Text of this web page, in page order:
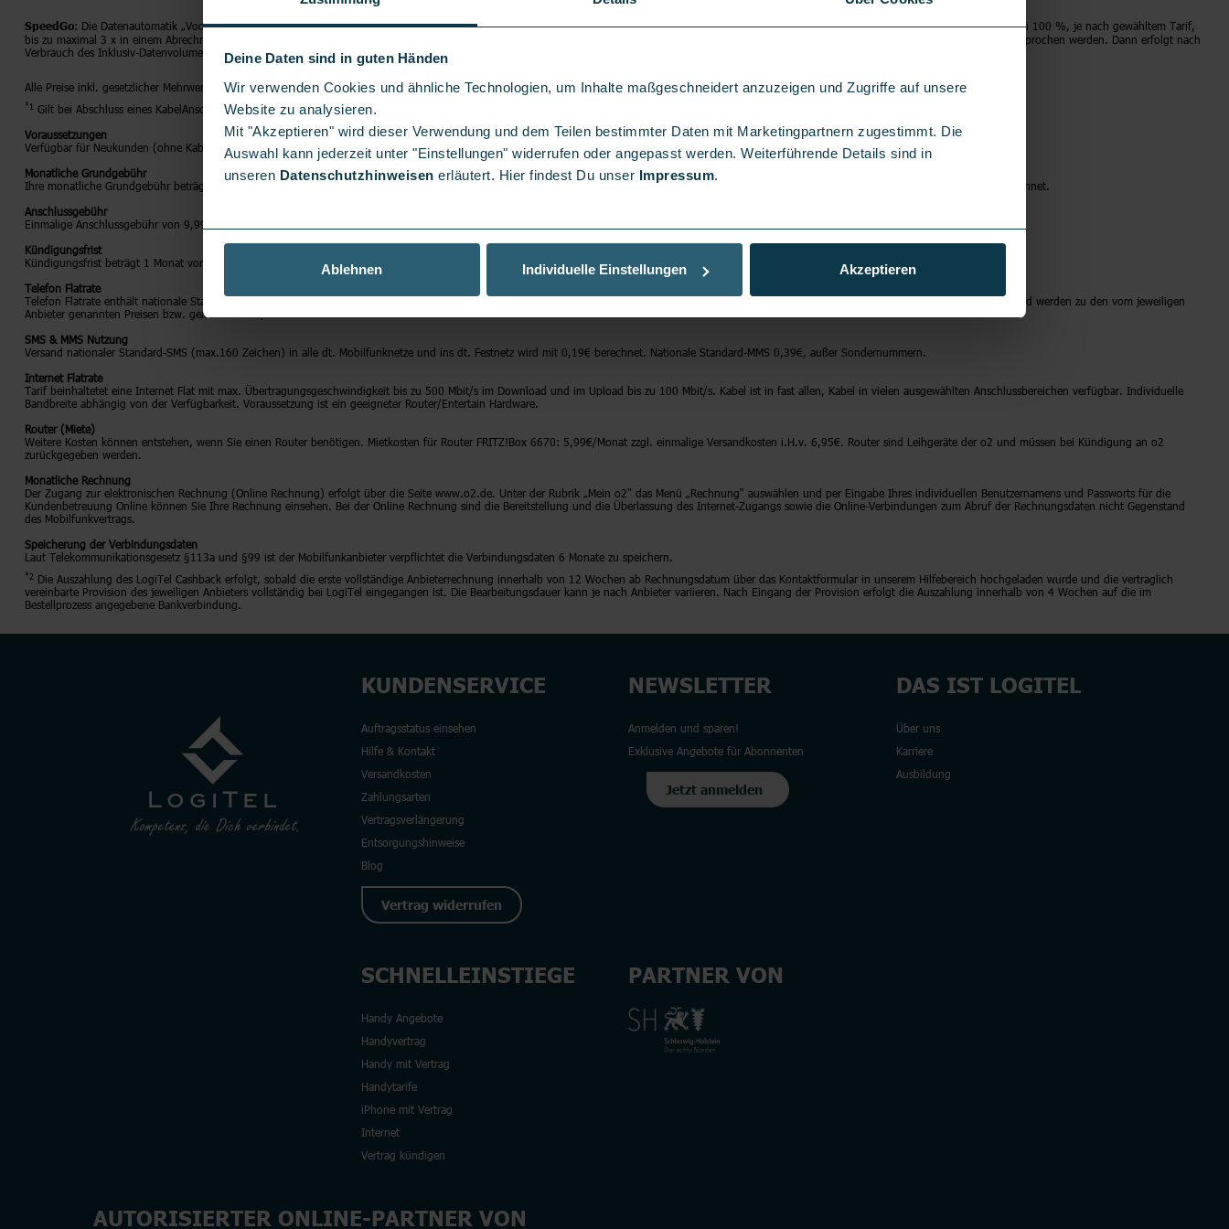
Deine Daten sind in guten Händen
Wir verwenden Cookies und ähnliche Technologien, um Inhalte maßgeschneidert anzuzeigen und Zugriffe auf unsere
Website zu analysieren.
Mit "Akzeptieren" wird dieser Verwendung und dem Teilen bestimmter Daten mit Marketingpartnern zugestimmt. Die
Auswahl kann jederzeit unter "Einstellungen" widerrufen oder angepasst werden. Weiterführende Details sind in
unseren Datenschutzhinweisen erläutert. Hier findest Du unser Impressum.
Ablehnen Individuelle Einstellungen Akzeptieren
SpeedGo: Die Datenautomatik „Vodafone SpeedGo“ ist fest voreingestellt. Für das beste Surferlebnis informiert Vodafone per SMS bei Verbrauch von 90 % des Inklusiv-Datenvolumens, dass Vodafone bei 100 %, je nach gewähltem Tarif,
bis zu maximal 3 x in einem Abrechnungszeitraum weitere 100 MB für jeweils 2 € bzw. 250 MB für jeweils 3 € freischaltet. Der kostenpflichtigen Zubuchung von Datenpaketen kann immer per SMS widersprochen werden. Dann erfolgt nach
Verbrauch des Inklusiv-Datenvolumens eine Bandbreitenbeschränkung auf 32 KBit/s.
Alle Preise inkl. gesetzlicher Mehrwertsteuer zzgl. Versandkosten.
*1 Gilt bei Abschluss eines KabelAnschlusses im Tarif o2 Home XL nur mit Online Rechnung im Festnetz von o2.
Voraussetzungen
Verfügbar für Neukunden (ohne Kabel-Anschluss von o2 in den letzten 12 Monaten).
Monatliche Grundgebühr
Ihre monatliche Grundgebühr beträgt 24,99€/Monat, ab dem 13.Monat 44,99€/Monat. Mindestlaufzeit beträgt 24 Monate. Nach Ablauf der Mindestlaufzeit werden ab dem 25. Monat 54,99€/Monat berechnet.
Anschlussgebühr
Einmalige Anschlussgebühr von 9,99€ wird von o2 in Rechnung gestellt.
Kündigungsfrist
Kündigungsfrist beträgt 1 Monat vor Ablauf der Mindestvertragslaufzeit. Bei nicht fristgerechter Kündigung verlängert sich der Vertrag um einen weiteren Monat.
Telefon Flatrate
Telefon Flatrate enthält nationale Standardgespräche in alle dt. Mobilfunknetze und ins dt. Festnetz. Sondernummern, Konferenz-Verbindungen, Rufumleitung und Premium-Dienste sind ausgenommen und werden zu den vom jeweiligen
Anbieter genannten Preisen bzw. gemäß Sonderpreisliste des Anbieters berechnet.
SMS & MMS Nutzung
Versand nationaler Standard-SMS (max.160 Zeichen) in alle dt. Mobilfunknetze und ins dt. Festnetz wird mit 0,19€ berechnet. Nationale Standard-MMS 0,39€, außer Sondernummern.
Internet Flatrate
Tarif beinhaltetet eine Internet Flat mit max. Übertragungsgeschwindigkeit bis zu 500 Mbit/s im Download und im Upload bis zu 100 Mbit/s. Kabel ist in fast allen, Kabel in vielen ausgewählten Anschlussbereichen verfügbar. Individuelle
Bandbreite abhängig von der Verfügbarkeit. Voraussetzung ist ein geeigneter Router/Entertain Hardware.
Router (Miete)
Weitere Kosten können entstehen, wenn Sie einen Router benötigen. Mietkosten für Router FRITZ!Box 6670: 5,99€/Monat zzgl. einmalige Versandkosten i.H.v. 6,95€. Router sind Leihgeräte der o2 und müssen bei Kündigung an o2
zurückgegeben werden.
Monatliche Rechnung
Der Zugang zur elektronischen Rechnung (Online Rechnung) erfolgt über die Seite www.o2.de. Unter der Rubrik „Mein o2" das Menü „Rechnung“ auswählen und per Eingabe Ihres individuellen Benutzernamens und Passworts für die
Kundenbetreuung Online können Sie Ihre Rechnung einsehen. Bei der Online Rechnung sind die Bereitstellung und die Überlassung des Internet-Zugangs sowie die Online-Verbindungen zum Abruf der Rechnungsdaten nicht Gegenstand
des Mobilfunkvertrags.
Speicherung der Verbindungsdaten
Laut Telekommunikationsgesetz §113a und §99 ist der Mobilfunkanbieter verpflichtet die Verbindungsdaten 6 Monate zu speichern.
*2 Die Auszahlung des LogiTel Cashback erfolgt, sobald die erste vollständige Anbieterrechnung innerhalb von 12 Wochen ab Rechnungsdatum über das Kontaktformular in unserem Hilfebereich hochgeladen wurde und die vertraglich
vereinbarte Provision des jeweiligen Anbieters vollständig bei LogiTel eingegangen ist. Die Bearbeitungsdauer kann je nach Anbieter variieren. Nach Eingang der Provision erfolgt die Auszahlung innerhalb von 4 Wochen auf die im
Bestellprozess angegebene Bankverbindung.
KUNDENSERVICE
Auftragsstatus einsehen
Hilfe & Kontakt
Versandkosten
Zahlungsarten
Vertragsverlängerung
Entsorgungshinweise
Blog
Vertrag widerrufen
NEWSLETTER
Anmelden und sparen!
Exklusive Angebote für Abonnenten
Jetzt anmelden
DAS IST LOGITEL
Über uns
Karriere
Ausbildung
SCHNELLEINSTIEGE
Handy Angebote
Handyvertrag
Handy mit Vertrag
Handytarife
iPhone mit Vertrag
Internet
Vertrag kündigen
PARTNER VON
AUTORISIERTER ONLINE-PARTNER VON